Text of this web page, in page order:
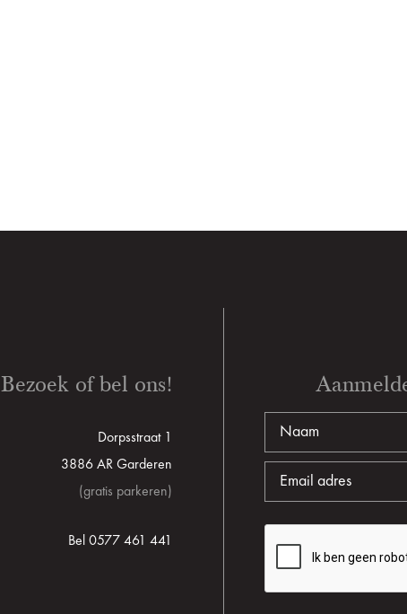
Bezoek of bel ons!
Dorpsstraat 1
3886 AR Garderen
(gratis parkeren)
Bel 0577 461 441